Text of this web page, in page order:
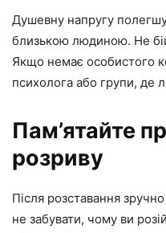
Душевну напругу
близькою людиною. Не
Якщо немає особистого
психолога або групи, де
Пам’ятайте
розриву
Після розставання
не забувати, чому ви